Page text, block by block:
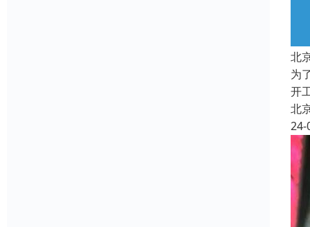
北
为
开
北
24-